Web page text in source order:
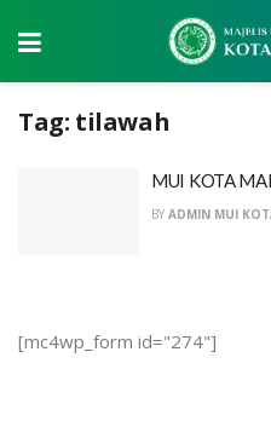
Tag: tilawah
MUI KOTA
BY ADMIN MUI
[mc4wp_form id="274"]